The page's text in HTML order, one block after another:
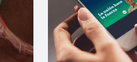
y cuotas disminuidas del impuesto
combustibles que se indican del 01 al
aplicables a la enajenación de
del 01 al 07 de agosto de